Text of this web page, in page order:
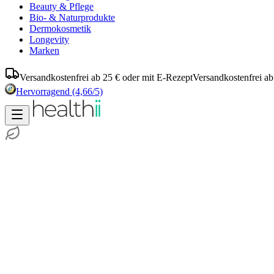
Beauty & Pflege
Bio- & Naturprodukte
Dermokosmetik
Longevity
Marken
Versandkostenfrei ab 25 € oder mit E-RezeptVersandkostenfrei
Hervorragend (4,66/5)